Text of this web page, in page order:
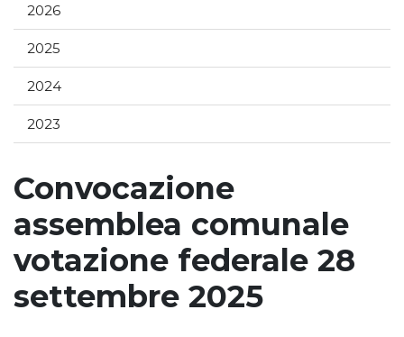
2026
2025
2024
2023
Convocazione
assemblea comunale
votazione federale 28
settembre 2025